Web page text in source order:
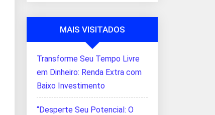
MAIS VISITADOS
Transforme Seu Tempo Livre
em Dinheiro: Renda Extra com
Baixo Investimento
“Desperte Seu Potencial: O